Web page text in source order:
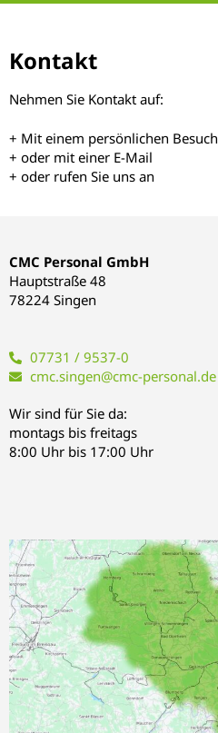
Kontakt
Nehmen Sie Kontakt auf:
+ Mit einem persönlichen Besuch
+ oder mit einer E-Mail
+ oder rufen Sie uns an
CMC Personal GmbH
Hauptstraße 48
78224 Singen
07731 / 9537-0
cmc.singen@cmc-personal.de
Wir sind für Sie da:
montags bis freitags
8:00 Uhr bis 17:00 Uhr